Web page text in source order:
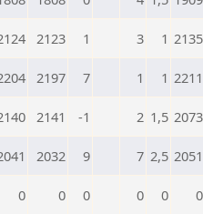
2123 1 3 1 2135
2197 7 1 1 2211
2141 -1 2 1,5 2073
2032 9 7 2,5 2051
0 0 0 0 0 0